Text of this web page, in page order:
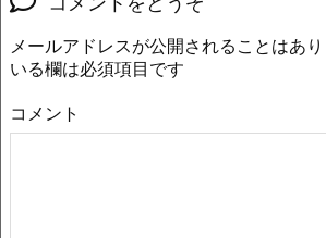
メールアドレスが公開されることはあり
いる欄は必須項目です
コメント